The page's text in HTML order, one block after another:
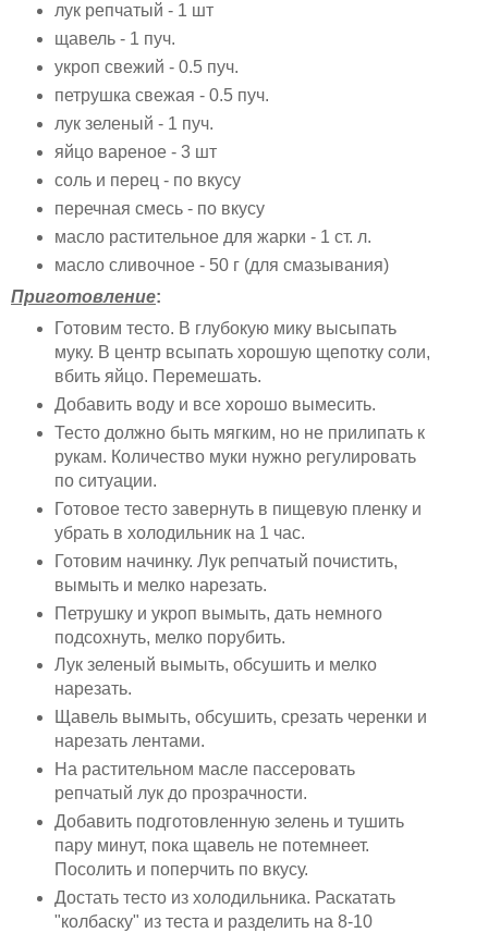
лук репчатый - 1 шт
щавель - 1 пуч.
укроп свежий - 0.5 пуч.
петрушка свежая - 0.5 пуч.
лук зеленый - 1 пуч.
яйцо вареное - 3 шт
соль и перец - по вкусу
перечная смесь - по вкусу
масло растительное для жарки - 1 ст. л.
масло сливочное - 50 г (для смазывания)
Приготовление:
Готовим тесто. В глубокую мику высыпать
муку. В центр всыпать хорошую щепотку соли,
вбить яйцо. Перемешать.
Добавить воду и все хорошо вымесить.
Тесто должно быть мягким, но не прилипать к
рукам. Количество муки нужно регулировать
по ситуации.
Готовое тесто завернуть в пищевую пленку и
убрать в холодильник на 1 час.
Готовим начинку. Лук репчатый почистить,
вымыть и мелко нарезать.
Петрушку и укроп вымыть, дать немного
подсохнуть, мелко порубить.
Лук зеленый вымыть, обсушить и мелко
нарезать.
Щавель вымыть, обсушить, срезать черенки и
нарезать лентами.
На растительном масле пассеровать
репчатый лук до прозрачности.
Добавить подготовленную зелень и тушить
пару минут, пока щавель не потемнеет.
Посолить и поперчить по вкусу.
Достать тесто из холодильника. Раскатать
"колбаску" из теста и разделить на 8-10